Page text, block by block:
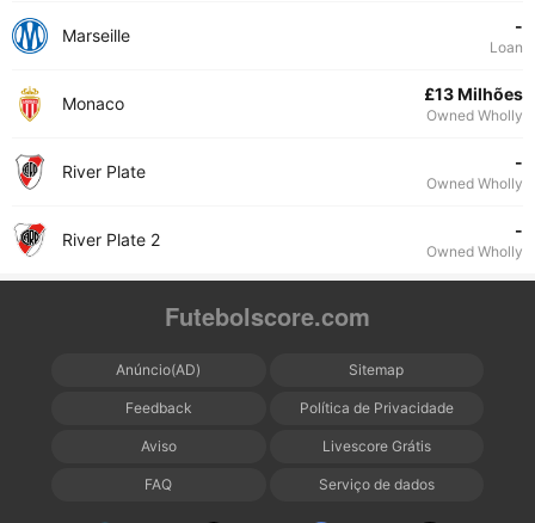
Marseille -
Loan
Monaco £13 Milhões
Owned Wholly
River Plate -
Owned Wholly
River Plate 2 -
Owned Wholly
Futebolscore.com
Anúncio(AD) Sitemap
Feedback Política de Privacidade
Aviso Livescore Grátis
FAQ Serviço de dados